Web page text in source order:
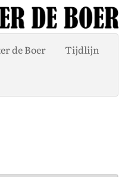
de Boer Tijdlijn